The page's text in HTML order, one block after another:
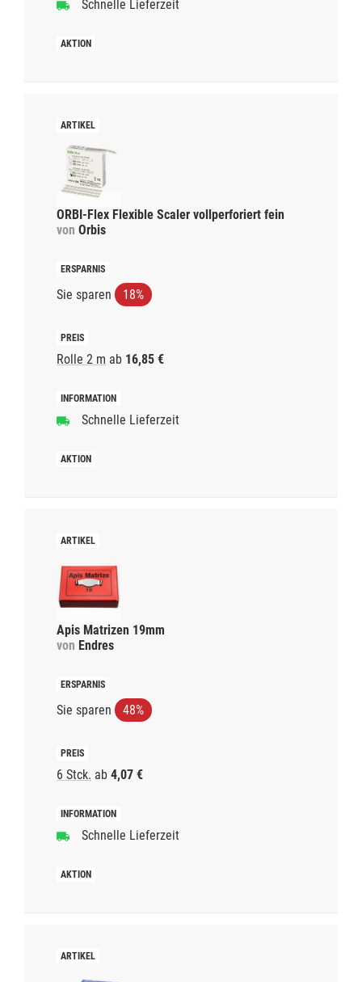
Schnelle Lieferzeit
ORBI-Flex Flexible Scaler vollperforiert fein
von Orbis
Sie sparen 18%
Rolle 2 m ab 16,85 €
Schnelle Lieferzeit
Apis Matrizen 19mm
von Endres
Sie sparen 48%
6 Stck. ab 4,07 €
Schnelle Lieferzeit